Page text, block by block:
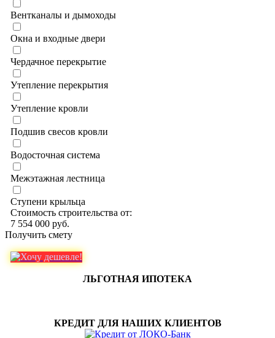
Вентканалы и дымоходы
Окна и входные двери
Чердачное перекрытие
Утепление перекрытия
Утепление кровли
Подшив свесов кровли
Водосточная система
Межэтажная лестница
Ступени крыльца
Стоимость строительства от:
7 554 000 руб.
Получить смету
ЛЬГОТНАЯ ИПОТЕКА
КРЕДИТ ДЛЯ НАШИХ КЛИЕНТОВ